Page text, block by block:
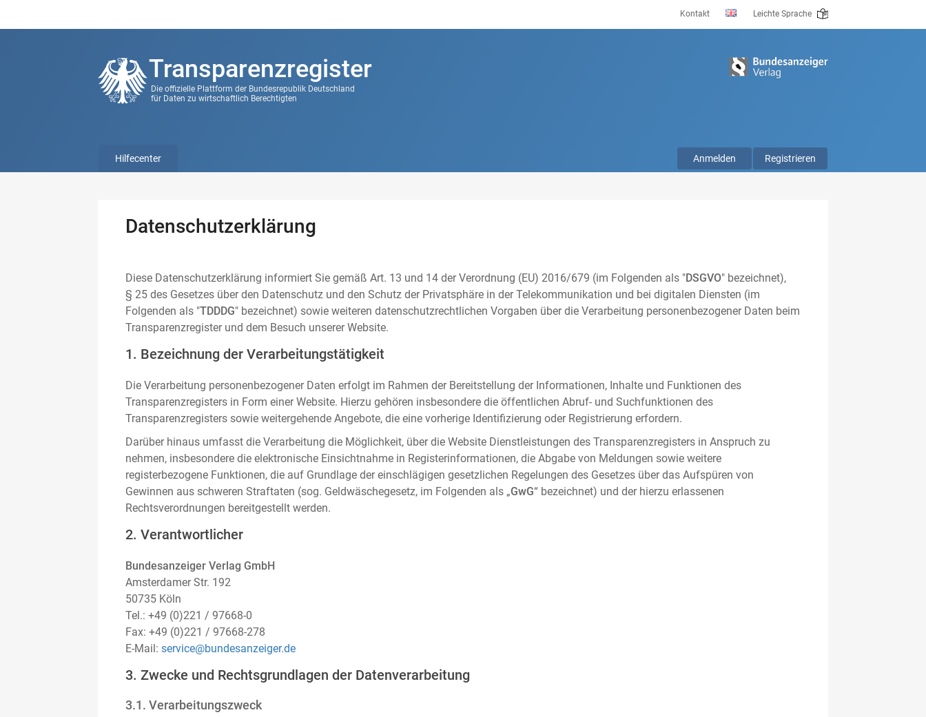
Kontakt Leichte Sprache
Transparenzregister
Die offizielle Plattform der Bundesrepublik Deutschland
für Daten zu wirtschaftlich Berechtigten
Anmelden Registrieren
Hilfecenter
Datenschutzerklärung
Diese Datenschutzerklärung informiert Sie gemäß Art. 13 und 14 der Verordnung (EU) 2016/679 (im Folgenden als "DSGVO" bezeichnet),
§ 25 des Gesetzes über den Datenschutz und den Schutz der Privatsphäre in der Telekommunikation und bei digitalen Diensten (im
Folgenden als "TDDDG" bezeichnet) sowie weiteren datenschutzrechtlichen Vorgaben über die Verarbeitung personenbezogener Daten beim
Transparenzregister und dem Besuch unserer Website.
1. Bezeichnung der Verarbeitungstätigkeit
Die Verarbeitung personenbezogener Daten erfolgt im Rahmen der Bereitstellung der Informationen, Inhalte und Funktionen des
Transparenzregisters in Form einer Website. Hierzu gehören insbesondere die öffentlichen Abruf- und Suchfunktionen des
Transparenzregisters sowie weitergehende Angebote, die eine vorherige Identifizierung oder Registrierung erfordern.
Darüber hinaus umfasst die Verarbeitung die Möglichkeit, über die Website Dienstleistungen des Transparenzregisters in Anspruch zu
nehmen, insbesondere die elektronische Einsichtnahme in Registerinformationen, die Abgabe von Meldungen sowie weitere
registerbezogene Funktionen, die auf Grundlage der einschlägigen gesetzlichen Regelungen des Gesetzes über das Aufspüren von
Gewinnen aus schweren Straftaten (sog. Geldwäschegesetz, im Folgenden als „GwG“ bezeichnet) und der hierzu erlassenen
Rechtsverordnungen bereitgestellt werden.
2. Verantwortlicher
Bundesanzeiger Verlag GmbH
Amsterdamer Str. 192
50735 Köln
Tel.: +49 (0)221 / 97668-0
Fax: +49 (0)221 / 97668-278
E-Mail: service@bundesanzeiger.de
3. Zwecke und Rechtsgrundlagen der Datenverarbeitung
3.1. Verarbeitungszweck